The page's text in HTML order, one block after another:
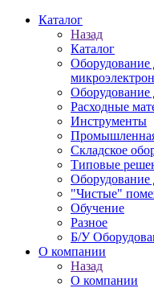
Каталог
Назад
Каталог
Оборудование
Оборудование
Расходные
Инструменты
Складское
Типовые
Оборудование
"Чистые"
Обучение
Разное
Б/У
О компании
Назад
О компании